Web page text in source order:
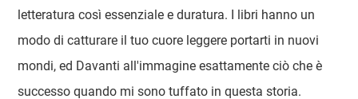
letteratura così essenziale e duratura. I libri hanno un
modo di catturare il tuo cuore leggere portarti in nuovi
mondi, ed Davanti all'immagine esattamente ciò che è
successo quando mi sono tuffato in questa storia.